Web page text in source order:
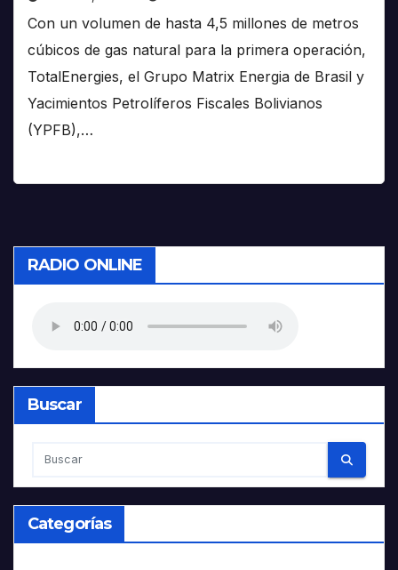
Con un volumen de hasta 4,5 millones de metros
cúbicos de gas natural para la primera operación,
TotalEnergies, el Grupo Matrix Energia de Brasil y
Yacimientos Petrolíferos Fiscales Bolivianos
(YPFB),…
RADIO ONLINE
Buscar
Categorías